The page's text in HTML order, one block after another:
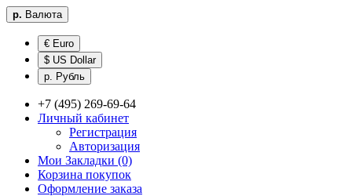
р. Валюта
€ Euro
$ US Dollar
р. Рубль
+7 (495) 269-69-64
Личный кабинет
Регистрация
Авторизация
Мои Закладки (0)
Корзина покупок
Оформление заказа